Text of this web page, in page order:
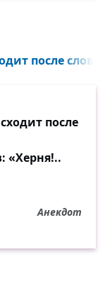
после слов...
после
«Херня!..
Анекдот